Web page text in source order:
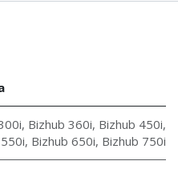
, Bizhub 360i, Bizhub 450i,
, Bizhub 650i, Bizhub 750i